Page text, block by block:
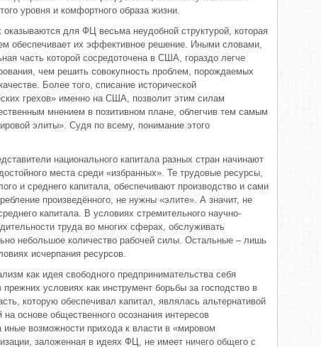
уровня и комфортного образа жизни.
для ФЦ весьма неудобной структурой, которая
обеспечивает их эффективное решение. Иными словами,
часть которой сосредоточена в США, гораздо легче
чем решить совокупность проблем, порождаемых
Более того, списание исторической
грехов» именно на США, позволит этим силам
мнением в позитивном плане, облегчив тем самым
элиты». Судя по всему, понимание этого
национального капитала разных стран начинают
места среди «избранных». Те трудовые ресурсы,
и среднего капитала, обеспечивают производство и сами
произведённого, не нужны «элите». А значит, не
капитала. В условиях стремительного научно-
труда во многих сферах, обслуживать
небольшое количество рабочей силы. Остальные – лишь
исчерпания ресурсов.
как идея свободного предпринимательства себя
условиях как инструмент борьбы за господство в
которую обеспечивал капитал, являлась альтернативой
основе общественного осознания интересов
возможности прихода к власти в «мировом
заложенная в идеях ФЦ, не имеет ничего общего с